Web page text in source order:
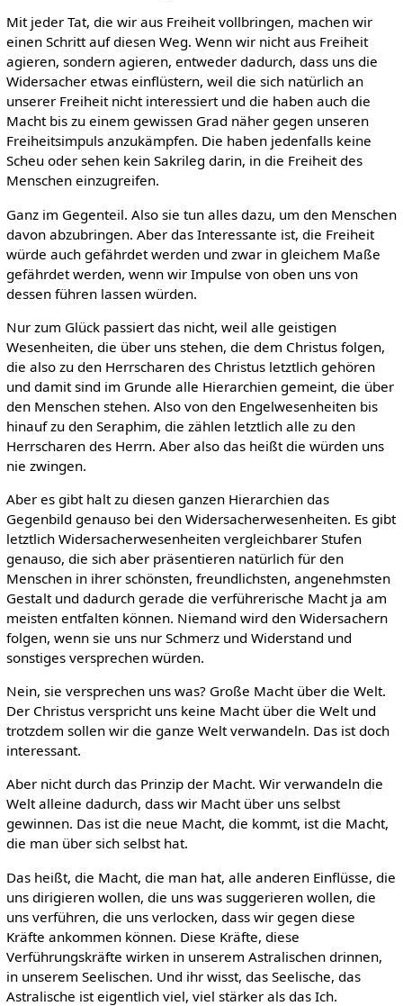
Mit jeder Tat, die wir aus Freiheit vollbringen, machen wir
einen Schritt auf diesen Weg. Wenn wir nicht aus Freiheit
agieren, sondern agieren, entweder dadurch, dass uns die
Widersacher etwas einflüstern, weil die sich natürlich an
unserer Freiheit nicht interessiert und die haben auch die
Macht bis zu einem gewissen Grad näher gegen unseren
Freiheitsimpuls anzukämpfen. Die haben jedenfalls keine
Scheu oder sehen kein Sakrileg darin, in die Freiheit des
Menschen einzugreifen.
Ganz im Gegenteil. Also sie tun alles dazu, um den Menschen
davon abzubringen. Aber das Interessante ist, die Freiheit
würde auch gefährdet werden und zwar in gleichem Maße
gefährdet werden, wenn wir Impulse von oben uns von
dessen führen lassen würden.
Nur zum Glück passiert das nicht, weil alle geistigen
Wesenheiten, die über uns stehen, die dem Christus folgen,
die also zu den Herrscharen des Christus letztlich gehören
und damit sind im Grunde alle Hierarchien gemeint, die über
den Menschen stehen. Also von den Engelwesenheiten bis
hinauf zu den Seraphim, die zählen letztlich alle zu den
Herrscharen des Herrn. Aber also das heißt die würden uns
nie zwingen.
Aber es gibt halt zu diesen ganzen Hierarchien das
Gegenbild genauso bei den Widersacherwesenheiten. Es gibt
letztlich Widersacherwesenheiten vergleichbarer Stufen
genauso, die sich aber präsentieren natürlich für den
Menschen in ihrer schönsten, freundlichsten, angenehmsten
Gestalt und dadurch gerade die verführerische Macht ja am
meisten entfalten können. Niemand wird den Widersachern
folgen, wenn sie uns nur Schmerz und Widerstand und
sonstiges versprechen würden.
Nein, sie versprechen uns was? Große Macht über die Welt.
Der Christus verspricht uns keine Macht über die Welt und
trotzdem sollen wir die ganze Welt verwandeln. Das ist doch
interessant.
Aber nicht durch das Prinzip der Macht. Wir verwandeln die
Welt alleine dadurch, dass wir Macht über uns selbst
gewinnen. Das ist die neue Macht, die kommt, ist die Macht,
die man über sich selbst hat.
Das heißt, die Macht, die man hat, alle anderen Einflüsse, die
uns dirigieren wollen, die uns was suggerieren wollen, die
uns verführen, die uns verlocken, dass wir gegen diese
Kräfte ankommen können. Diese Kräfte, diese
Verführungskräfte wirken in unserem Astralischen drinnen,
in unserem Seelischen. Und ihr wisst, das Seelische, das
Astralische ist eigentlich viel, viel stärker als das Ich.